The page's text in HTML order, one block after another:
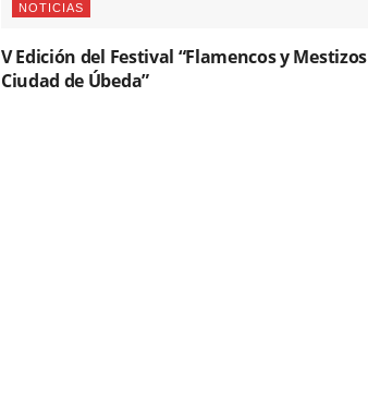
NOTICIAS
V Edición del Festival “Flamencos y Mestizos
Ciudad de Úbeda”